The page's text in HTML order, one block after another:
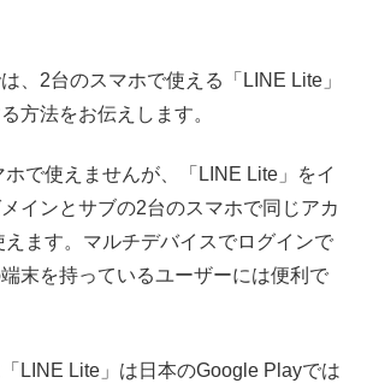
、2台のスマホで使える「LINE Lite」
方法をお伝えします。
ホで使えませんが、「LINE Lite」をイ
インとサブの2台のスマホで同じアカ
えます。マルチデバイスでログインで
末を持っているユーザーには便利で
LINE Lite」は日本のGoogle Playでは